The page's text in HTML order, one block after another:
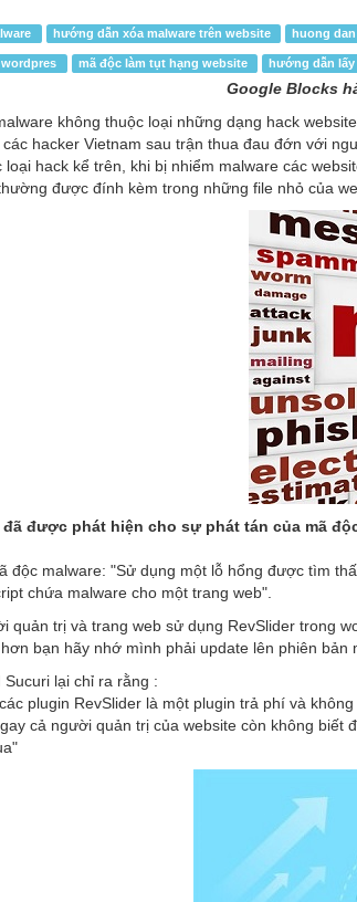
hướng dẫn xóa malware trên website huong
mã độc làm tụt hạng website hướng dẫn lấy
Google Blocks
không thuộc loại những dạng hack
hacker Vietnam sau trận thua đau đớn với
loại hack kể trên, khi bị nhiểm malware các
được đính kèm trong những file nhỏ của
đã được phát hiện cho sự phát tán của mã
độc malware: "Sử dụng một lỗ hổng được tìm
chứa malware cho một trang web".
quản trị và trang web sử dụng RevSlider trong
bạn hãy nhớ mình phải update lên phiên
lại chỉ ra rằng :
plugin RevSlider là một plugin trả phí và
cả người quản trị của website còn không